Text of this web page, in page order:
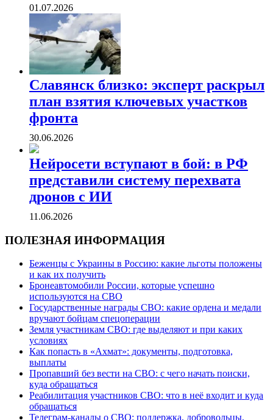
01.07.2026
Славянск близко: эксперт раскрыл
план взятия ключевых участков
фронта
30.06.2026
Нейросети вступают в бой: в РФ
представили систему перехвата
дронов с ИИ
11.06.2026
ПОЛЕЗНАЯ ИНФОРМАЦИЯ
Беженцы с Украины в Россию: какие льготы положены
и как их получить
Бронеавтомобили России, которые успешно
используются на СВО
Государственные награды СВО: какие ордена и медали
вручают бойцам спецоперации
Земля участникам СВО: где выделяют и при каких
условиях
Как попасть в «Ахмат»: документы, подготовка,
выплаты
Пропавший без вести на СВО: с чего начать поиски,
куда обращаться
Реабилитация участников СВО: что в неё входит и куда
обращаться
Телеграм-каналы о СВО: поддержка, добровольцы,